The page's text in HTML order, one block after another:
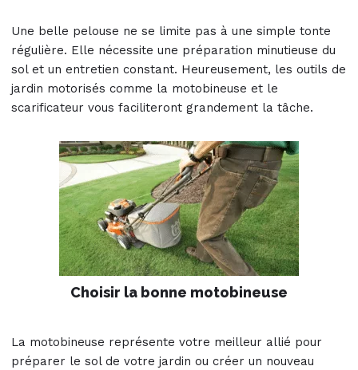
Une belle pelouse ne se limite pas à une simple tonte
régulière. Elle nécessite une préparation minutieuse du
sol et un entretien constant. Heureusement, les outils de
jardin motorisés comme la motobineuse et le
scarificateur vous faciliteront grandement la tâche.
Choisir la bonne motobineuse
La motobineuse représente votre meilleur allié pour
préparer le sol de votre jardin ou créer un nouveau